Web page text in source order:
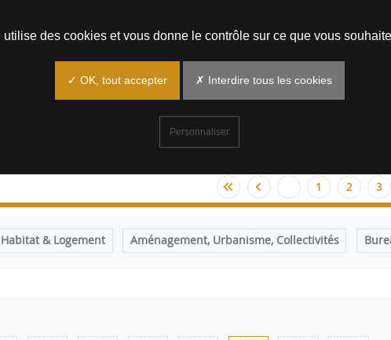
1 2 3
& Logement Aménagement, Urbanisme, Collectivités
utilise des cookies et vous donne le contrôle sur ce que vous
✓ OK, tout accepter ✗ Interdire tous les cookies
Personnaliser